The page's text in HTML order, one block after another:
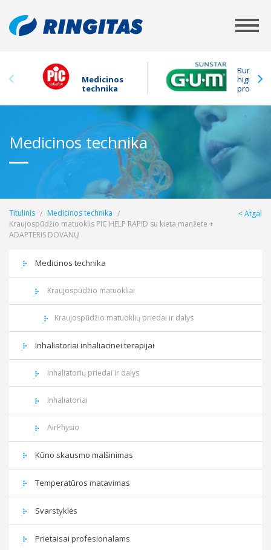
Medicinos
technika
Burnos
higienos
Medicinos technika
Atgal
Titulinis
Medicinos technika
Kraujospūdžio matuoklis PIC HELP RAPID su kieta manžete +
ADAPTERIS DOVANŲ
Medicinos technika
Kraujospūdžio matuokliai
Kraujospūdžio matuoklių priedai ir dalys
Inhaliatoriai inhaliacinei terapijai
Inhaliatorių priedai ir dalys
Inhaliatoriai
AirPhysio
Kūno skausmo malšinimas
Temperatūros matavimas
Svarstyklės
Prietaisai profesionalams